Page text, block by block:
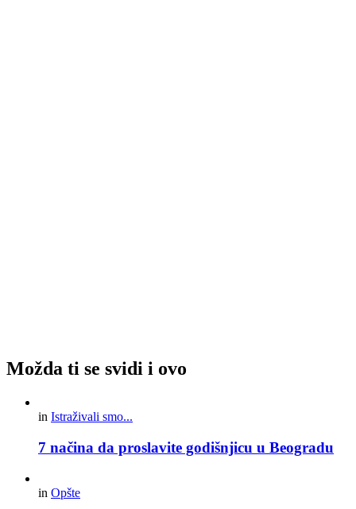
Možda ti se svidi i ovo
in Istraživali smo...
7 načina da proslavite godišnjicu u Beogradu
in Opšte